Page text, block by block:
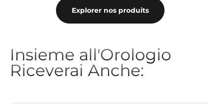
Explorer nos produits
Insieme all'Orologio
Riceverai Anche: